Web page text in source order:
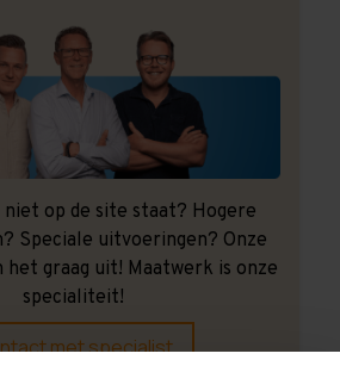
niet op de site staat? Hogere
Speciale uitvoeringen? Onze
graag uit! Maatwerk is onze
specialiteit!
met specialist